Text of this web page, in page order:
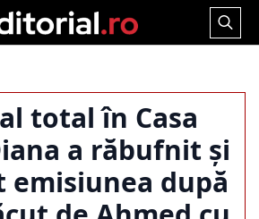
Search
total în Casa
a răbufnit și
emisiunea după